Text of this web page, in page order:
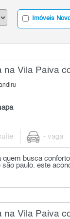
Imóveis
Vila Paiva
- vaga
quem busca
paulo. este
Vila Paiva